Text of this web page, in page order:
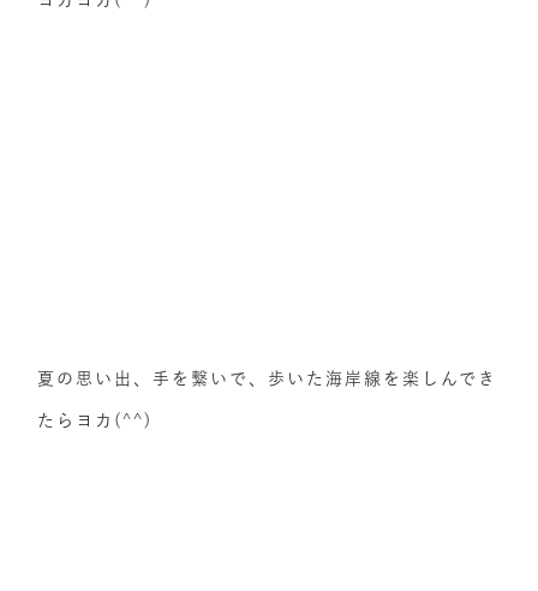
夏の思い出、手を繋いで、歩いた海岸線を楽しんでき
たらヨカ(^^)